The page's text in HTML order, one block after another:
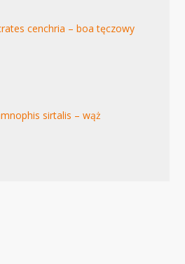
cenchria – boa tęczowy
sirtalis – wąż